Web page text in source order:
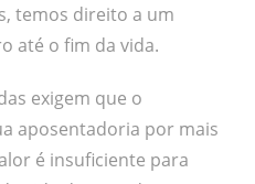
temos direito a um
até o fim da vida.
exigem que o
aposentadoria por mais
é insuficiente para